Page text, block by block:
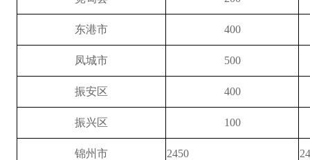
东港市 400
凤城市 500
振安区 400
振兴区 100
锦州市 2450